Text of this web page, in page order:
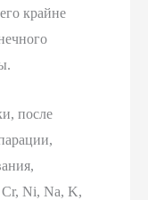
крайне
после
Ni, Na, K,